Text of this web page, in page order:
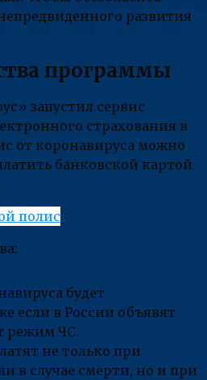
развития
программы
запустил сервис
страхования в
от коронавируса можно
банковской картой
будет
если в России объявят
режим ЧС.
не только при
в случае смерти, но и при